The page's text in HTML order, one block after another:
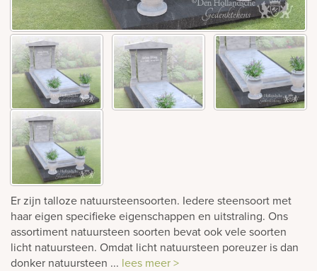
Bekijk
ook:
Er zijn talloze natuursteensoorten. Iedere steensoort met
haar eigen specifieke eigenschappen en uitstraling. Ons
assortiment natuursteen soorten bevat ook vele soorten
licht natuursteen. Omdat licht natuursteen poreuzer is dan
donker natuursteen ... lees meer >